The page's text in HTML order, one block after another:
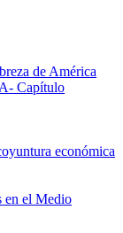
de América
Capítulo
económica
en el Medio